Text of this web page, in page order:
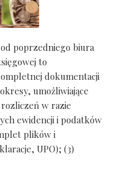
poprzedniego biura
to
dokumentacji
umożliwiające
rozliczeń w razie
ewidencji i podatków
plików i
UPO); (3)